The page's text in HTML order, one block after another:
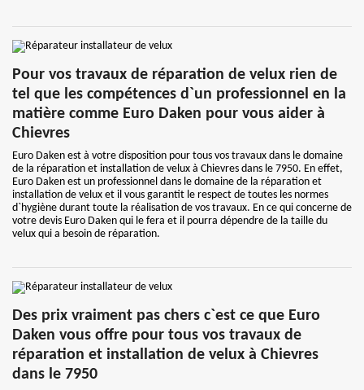
Pour vos travaux de réparation de velux rien de
tel que les compétences d`un professionnel en la
matière comme Euro Daken pour vous aider à
Chievres
Euro Daken est à votre disposition pour tous vos travaux dans le domaine
de la réparation et installation de velux à Chievres dans le 7950. En effet,
Euro Daken est un professionnel dans le domaine de la réparation et
installation de velux et il vous garantit le respect de toutes les normes
d`hygiène durant toute la réalisation de vos travaux. En ce qui concerne de
votre devis Euro Daken qui le fera et il pourra dépendre de la taille du
velux qui a besoin de réparation.
Des prix vraiment pas chers c`est ce que Euro
Daken vous offre pour tous vos travaux de
réparation et installation de velux à Chievres
dans le 7950